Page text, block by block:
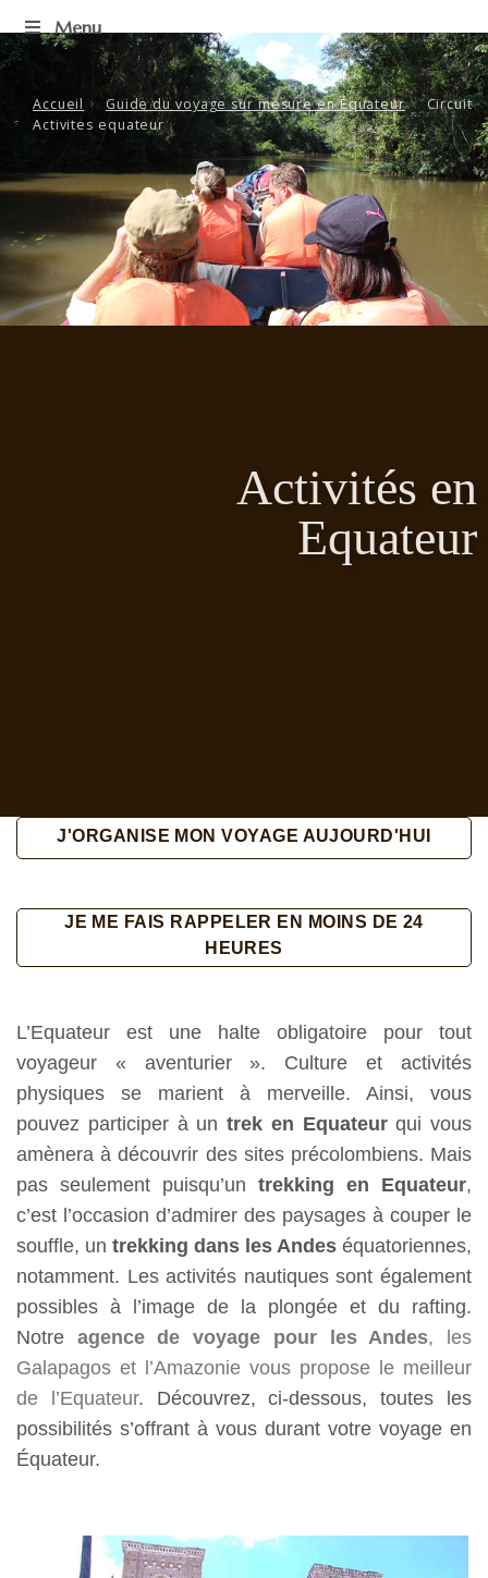
au
contenu
Menu
Activités en
Equateur
Accueil Guide du voyage sur mesure en Équateur
Circuit
Activites equateur
J'ORGANISE MON VOYAGE AUJOURD'HUI
JE ME FAIS RAPPELER EN MOINS DE 24
HEURES
L’Equateur est une halte obligatoire pour tout
voyageur « aventurier ». Culture et activités
physiques se marient à merveille. Ainsi, vous
pouvez participer à un trek en Equateurqui vous
amènera à découvrir des sites précolombiens. Mais
pas seulement puisqu’un trekking en Equateur,
c’est l’occasion d’admirer des paysages à couper le
souffle, un trekking dans les Andes équatoriennes,
notamment. Les activités nautiques sont également
possibles à l’image de la plongée et du rafting.
Notre agence de voyage pour les Andes, les
Galapagos et l’Amazonie vous propose le meilleur
de l’Equateur. Découvrez, ci-dessous, toutes les
possibilités s’offrant à vous durant votre voyage en
Équateur.